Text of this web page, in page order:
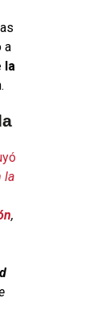
a
la
la
,